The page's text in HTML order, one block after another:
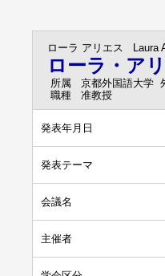
ローラ アリエス Laura
ローラ・ア
所属
京都外国語大学
職種
准教授
発表年月日
発表テーマ
会議名
主催者